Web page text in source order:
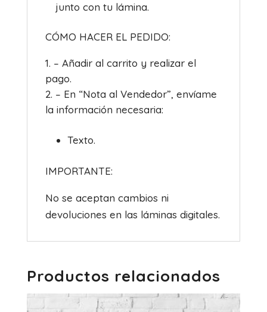
junto con tu lámina.
CÓMO HACER EL PEDIDO:
– Añadir al carrito y realizar el
pago.
– En “Nota al Vendedor”, envíame
la información necesaria:
Texto.
IMPORTANTE:
No se aceptan cambios ni
devoluciones en las láminas digitales.
Productos relacionados